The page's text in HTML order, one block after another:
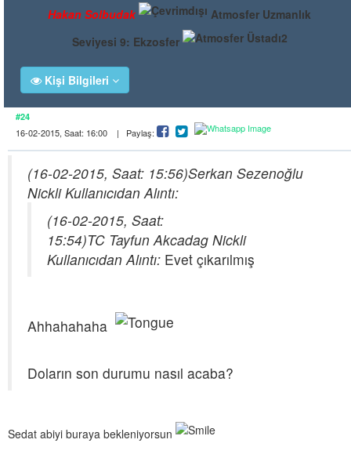
Hakan Solbudak
Atmosfer Uzmanlık
Seviyesi 9: Ekzosfer
Kişi Bilgileri
#24
16-02-2015, Saat: 16:00 | Paylaş:
(16-02-2015, Saat: 15:56)Serkan Sezenoğlu
Nickli Kullanıcıdan Alıntı:
(16-02-2015, Saat:
15:54)TC Tayfun Akcadag Nickli
Kullanıcıdan Alıntı: Evet çıkarılmış
Ahhahahaha
Doların son durumu nasıl acaba?
Sedat abiyi buraya bekleniyorsun